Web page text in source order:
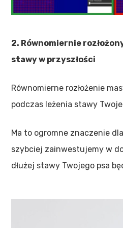
2. Równomiernie
stawy w przyszłości
Równomierne rozłożenie
podczas leżenia stawy
Ma to ogromne znaczenie
szybciej zainwestujemy w
dłużej stawy Twojego psa